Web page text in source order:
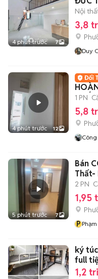
4 phút trước 7
Nội
3,8
Duy
4 phút trước 12
THẤT
1 PN
5,8
Công
5 phút trước 7
Bán
Thất-
2 PN
1,95
P
ký
full
1,2